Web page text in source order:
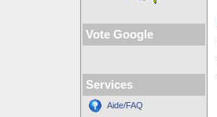
Vote Google
Services
Aide/FAQ